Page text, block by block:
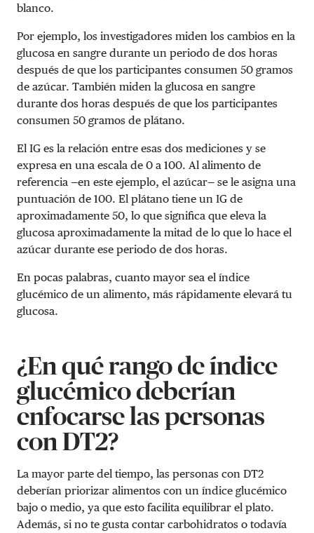
blanco.
Por ejemplo, los investigadores miden los cambios en la
glucosa en sangre durante un periodo de dos horas
después de que los participantes consumen 50 gramos
de azúcar. También miden la glucosa en sangre
durante dos horas después de que los participantes
consumen 50 gramos de plátano.
El IG es la relación entre esas dos mediciones y se
expresa en una escala de 0 a 100. Al alimento de
referencia —en este ejemplo, el azúcar— se le asigna una
puntuación de 100. El plátano tiene un IG de
aproximadamente 50, lo que significa que eleva la
glucosa aproximadamente la mitad de lo que lo hace el
azúcar durante ese periodo de dos horas.
En pocas palabras, cuanto mayor sea el índice
glucémico de un alimento, más rápidamente elevará tu
glucosa.
¿En qué rango de índice
glucémico deberían
enfocarse las personas
con DT2?
La mayor parte del tiempo, las personas con DT2
deberían priorizar alimentos con un índice glucémico
bajo o medio, ya que esto facilita equilibrar el plato.
Además, si no te gusta contar carbohidratos o todavía